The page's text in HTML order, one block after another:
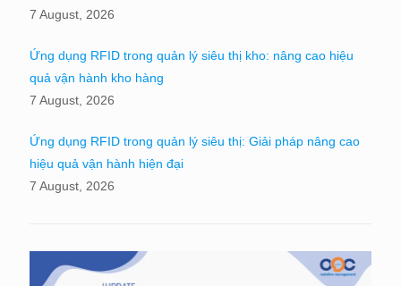
7 August, 2026
Ứng dụng RFID trong quản lý siêu thị kho: nâng cao hiệu
quả vận hành kho hàng
7 August, 2026
Ứng dụng RFID trong quản lý siêu thị: Giải pháp nâng cao
hiệu quả vận hành hiện đại
7 August, 2026